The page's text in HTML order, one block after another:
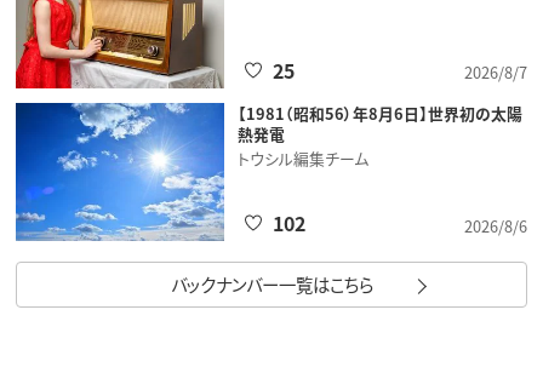
2026/8/7
25
【1981（昭和56）年8月6日】世界初の太陽
熱発電
トウシル編集チーム
2026/8/6
102
バックナンバー一覧はこちら